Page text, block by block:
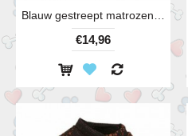
€14,96